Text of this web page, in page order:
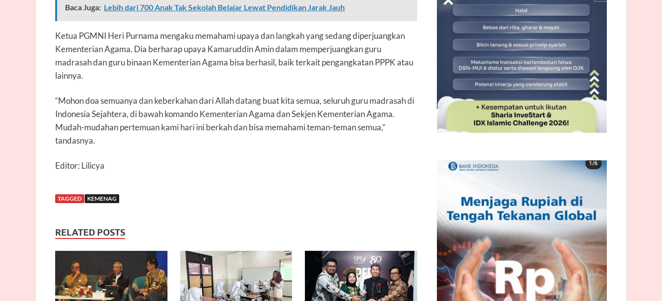
Baca Juga: Lebih dari 700 Anak Tak Sekolah Belajar Lewat Pendidikan Jarak Jauh
Ketua PGMNI Heri Purnama mengaku memahami upaya dan langkah yang sedang diperjuangkan
Kementerian Agama. Dia berharap upaya Kamaruddin Amin dalam memperjuangkan guru
madrasah dan guru binaan Kementerian Agama bisa berhasil, baik terkait pengangkatan PPPK atau
lainnya.
“Mohon doa semuanya dan keberkahan dari Allah datang buat kita semua, seluruh guru madrasah di
Indonesia Sejahtera, di bawah komando Kementerian Agama dan Sekjen Kementerian Agama.
Mudah-mudahan pertemuan kami hari ini berkah dan bisa memahami teman-teman semua,”
tandasnya.
Editor: Lilicya
TAGGED KEMENAG
RELATED POSTS